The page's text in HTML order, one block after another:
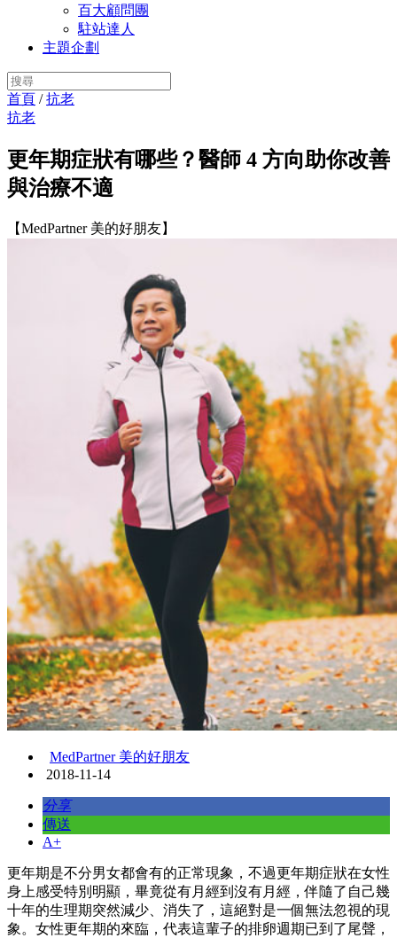
百大顧問團
駐站達人
主題企劃
首頁 /抗老
抗老
更年期症狀有哪些？醫師 4 方向助你改善
與治療不適
【MedPartner 美的好朋友】
MedPartner 美的好朋友
2018-11-14
分享
傳送
A+
更年期是不分男女都會有的正常現象，不過更年期症狀在女性
身上感受特別明顯，畢竟從有月經到沒有月經，伴隨了自己幾
十年的生理期突然減少、消失了，這絕對是一個無法忽視的現
象。女性更年期的來臨，代表這輩子的排卵週期已到了尾聲，